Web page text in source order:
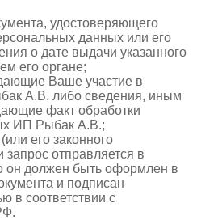
удостоверяющего
данных или его
о дате выдачи указанного
его органе;
Ваше участие в
А.В. либо сведения, иным
факт обработки
ИП Рыбак А.В.;
его законного
запрос отправляется в
он должен быть оформлен в
и подписан
в соответствии с